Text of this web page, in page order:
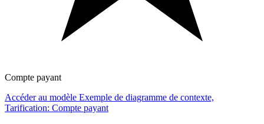
Compte payant
Accéder au modèle Exemple de diagramme de contexte,
Tarification: Compte payant